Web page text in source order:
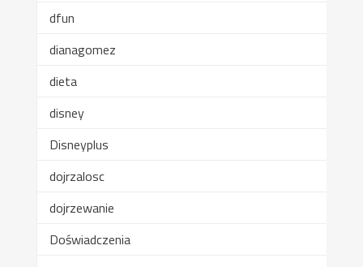
dfun
dianagomez
dieta
disney
Disneyplus
dojrzalosc
dojrzewanie
Doświadczenia